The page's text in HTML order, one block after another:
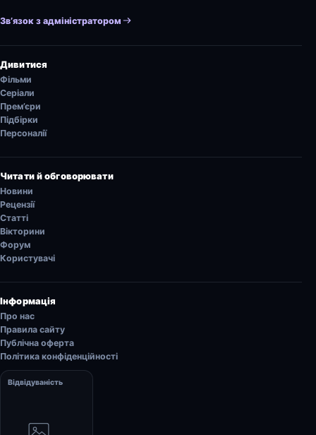
Зв’язок з адміністратором
Дивитися
Фільми
Серіали
Прем’єри
Підбірки
Персоналії
Читати й обговорювати
Новини
Рецензії
Статті
Вікторини
Форум
Користувачі
Інформація
Про нас
Правила сайту
Публічна оферта
Політика конфіденційності
Відвідуваність